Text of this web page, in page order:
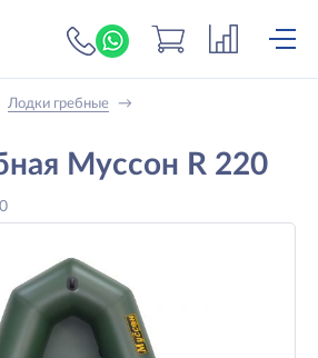
+7 (919) 698-56-
Лодки гребные →
Муссон R 220